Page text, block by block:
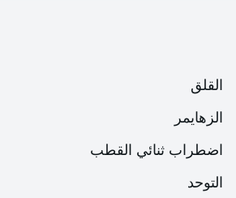
الحدودية أو العمليات العسكرية من
وتحول الأسلحة ذاتية التشغيل إلى
محتملة جداً في القرن المقبل. قد تصبح
التشاور والمصالحة، التي يتم السعي
فشل النظام أو التدخل البشري
الحرب العسكري والسياسات العسكرية.
القلق
الزهايمر
اضطراب ثنائي القطب
التوحد